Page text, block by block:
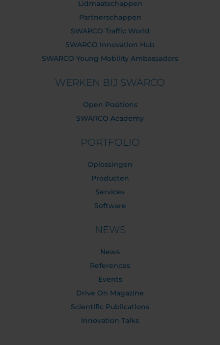
Lidmaatschappen
Partnerschappen
SWARCO Traffic World
SWARCO Innovation Hub
SWARCO Young Mobility Ambassadors
WERKEN BIJ SWARCO
Open Positions
SWARCO Academy
PORTFOLIO
Oplossingen
Producten
Services
Software
NEWS
News
References
Events
Drive On Magazine
Scientific Publications
Innovation Talks